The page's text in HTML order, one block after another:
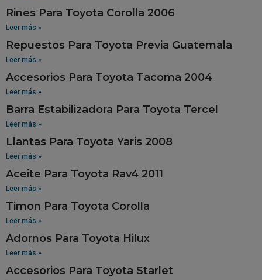
Rines Para Toyota Corolla 2006
Leer más »
Repuestos Para Toyota Previa Guatemala
Leer más »
Accesorios Para Toyota Tacoma 2004
Leer más »
Barra Estabilizadora Para Toyota Tercel
Leer más »
Llantas Para Toyota Yaris 2008
Leer más »
Aceite Para Toyota Rav4 2011
Leer más »
Timon Para Toyota Corolla
Leer más »
Adornos Para Toyota Hilux
Leer más »
Accesorios Para Toyota Starlet